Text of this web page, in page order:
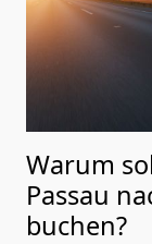
Warum
Passau
buchen?